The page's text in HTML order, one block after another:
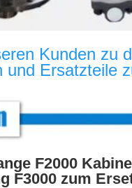
Kunden zu
und Ersatzteile
F2000
F3000 zum